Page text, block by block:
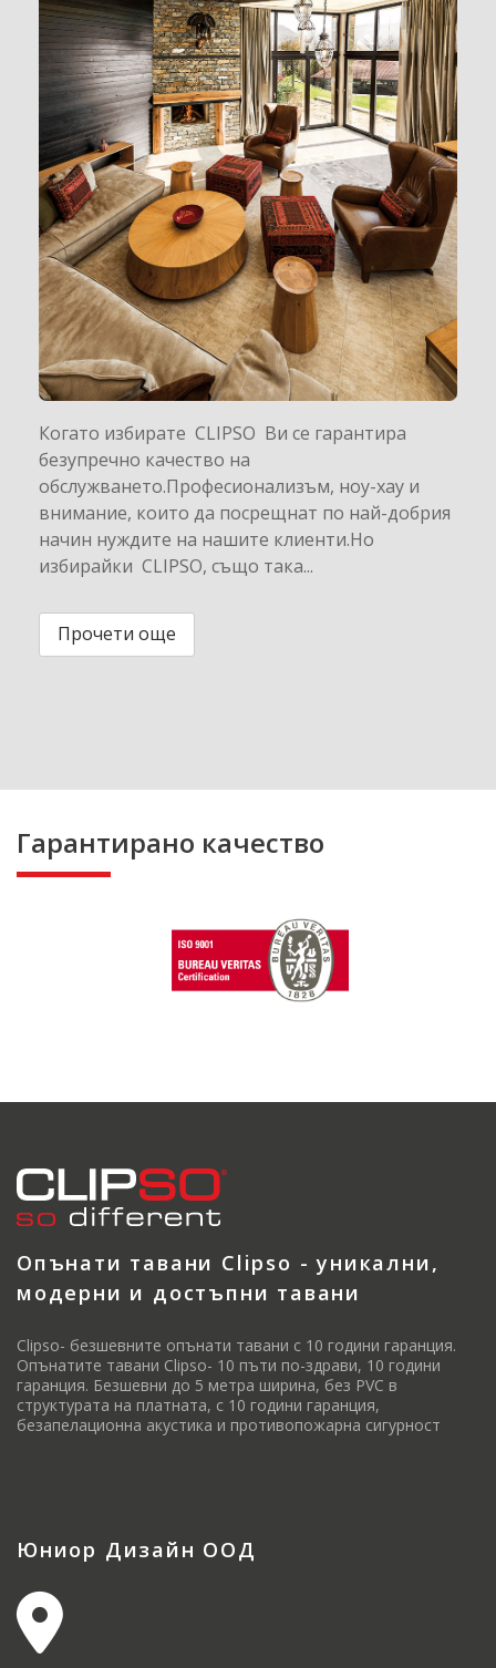
Когато избирате CLIPSO Ви се гарантира
безупречно качество на
обслужването.Професионализъм, ноу-хау и
внимание, които да посрещнат по най-добрия
начин нуждите на нашите клиенти.Но
избирайки CLIPSO, също така...
Прочети още
Гарантирано качество
Опънати тавани Clipso - уникални,
модерни и достъпни тавани
Clipso- безшевните опънати тавани с 10 години гаранция.
Опънатите тавани Clipso- 10 пъти по-здрави, 10 години
гаранция. Безшевни до 5 метра ширина, без PVC в
структурата на платната, с 10 години гаранция,
безапелационна акустика и противопожарна сигурност
Юниор Дизайн ООД